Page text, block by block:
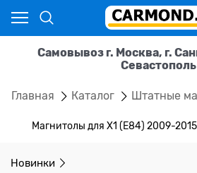
Самовывоз г. Москва, г.
Севастополь
Главная Каталог Штатные
Магнитолы для X1 (E84) 2009-
Новинки